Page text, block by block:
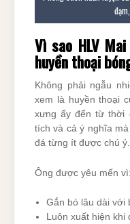
Vì sao HLV
huyền thoại
Không phải ngẫu
xem là huyền thoại
xưng ấy đến từ thời
tích và cả ý nghĩa
đá từng ít được chú ý.
Ông được yêu mến vì:
Gắn bó lâu dài với
Luôn xuất hiện khi